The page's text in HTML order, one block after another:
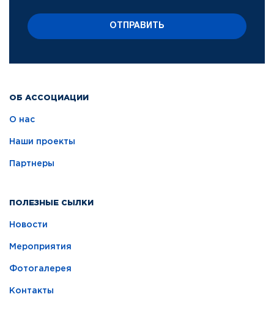
ОБ АССОЦИАЦИИ
О нас
Наши проекты
Партнеры
ПОЛЕЗНЫЕ СЫЛКИ
Новости
Мероприятия
Фотогалерея
Контакты
ОТПРАВИТЬ